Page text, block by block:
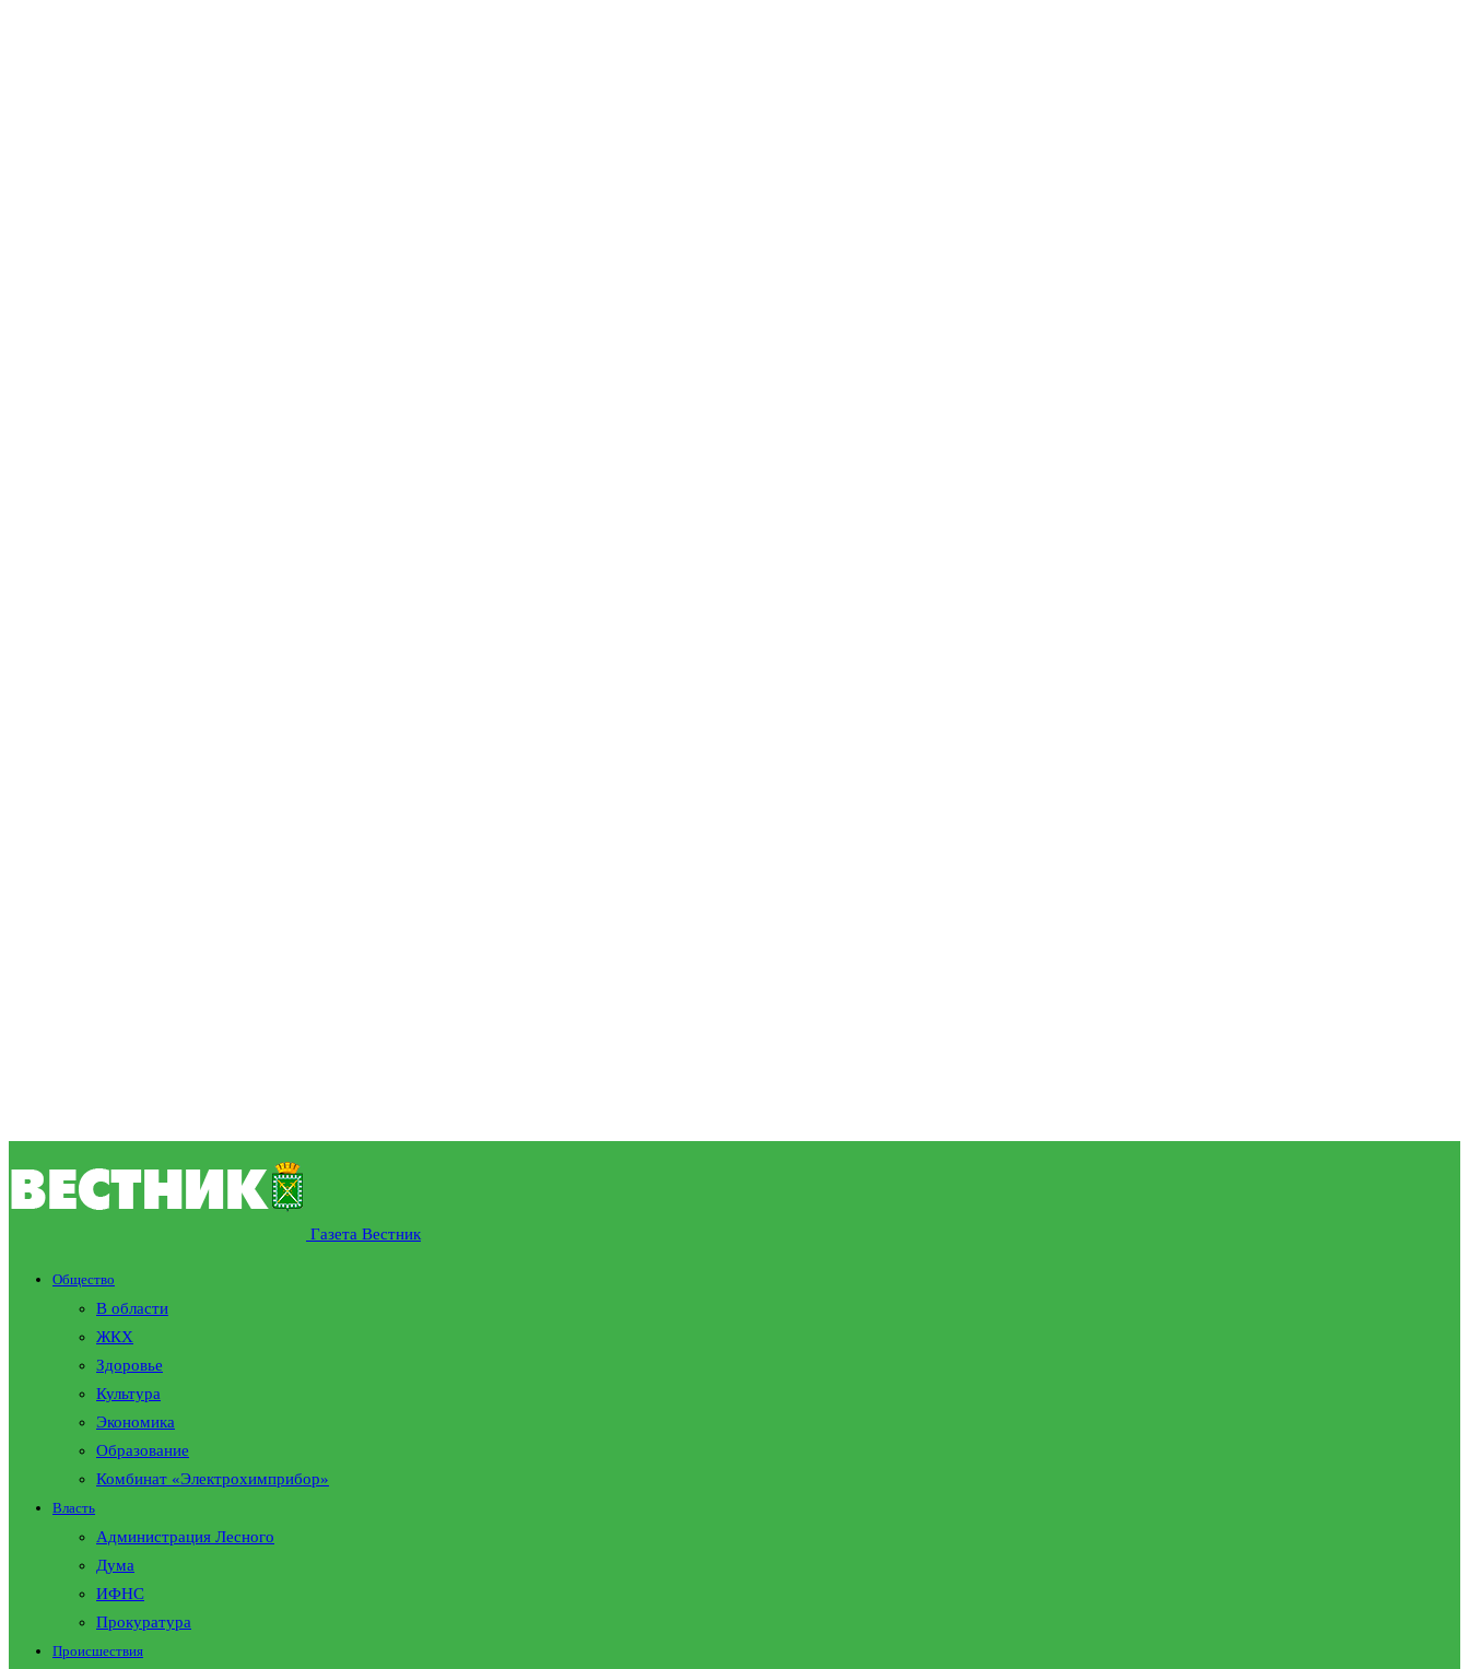
Газета Вестник
Общество
В области
ЖКХ
Здоровье
Культура
Экономика
Образование
Комбинат «Электрохимприбор»
Власть
Администрация Лесного
Дума
ИФНС
Прокуратура
Происшествия